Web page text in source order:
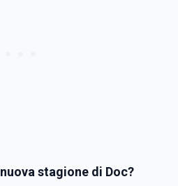
stagione di Doc?